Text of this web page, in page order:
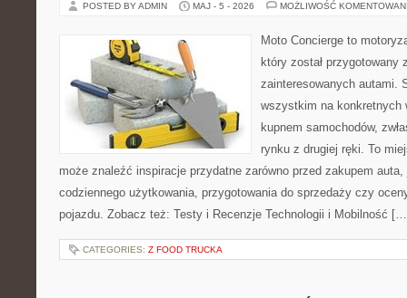
POSTED BY ADMIN MAJ - 5 - 2026 MOŻLIWOŚĆ
Moto Concierge to
który został przygotowany
zainteresowanych autami.
wszystkim na konkretnych
kupnem samochodów,
rynku z drugiej ręki. To
może znaleźć inspiracje przydatne zarówno przed zakupem
codziennego użytkowania, przygotowania do sprzedaży czy
pojazdu. Zobacz też: Testy i Recenzje Technologii i Mobilność
CATEGORIES: Z FOOD TRUCKA